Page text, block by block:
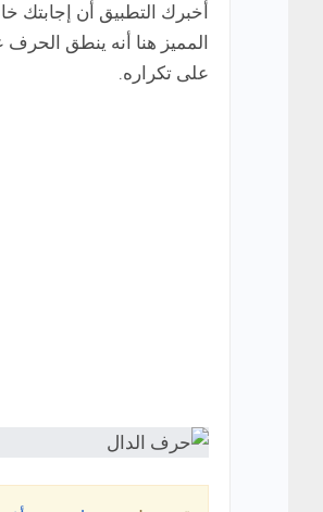
أخبرك التطبيق أن
المميز هنا أنه ينطق
على تكراره.